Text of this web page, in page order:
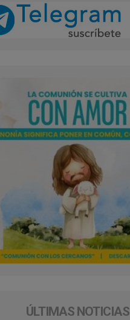
ÚLTIMAS NOTICIAS